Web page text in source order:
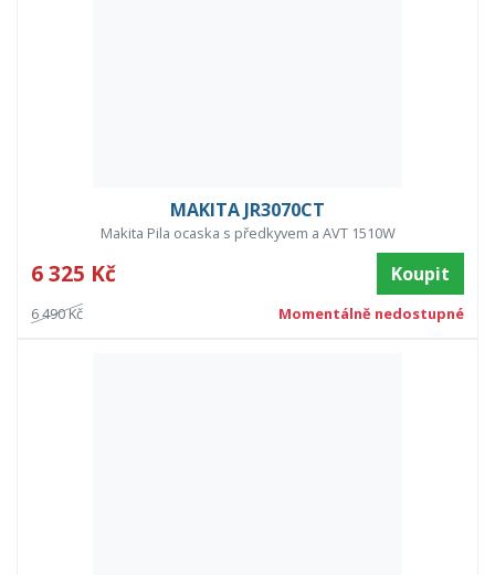
MAKITA JR3070CT
Makita Pila ocaska s předkyvem a AVT 1510W
6 325 Kč Koupit
6 490 Kč Momentálně nedostupné